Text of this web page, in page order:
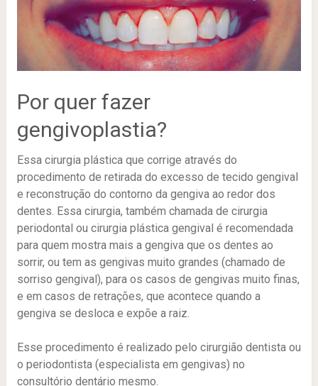
Por quer fazer
gengivoplastia?
Essa cirurgia plástica que corrige através do
procedimento de retirada do excesso de tecido gengival
e reconstrução do contorno da gengiva ao redor dos
dentes. Essa cirurgia, também chamada de cirurgia
periodontal ou cirurgia plástica gengival é recomendada
para quem mostra mais a gengiva que os dentes ao
sorrir, ou tem as gengivas muito grandes (chamado de
sorriso gengival), para os casos de gengivas muito finas,
e em casos de retrações, que acontece quando a
gengiva se desloca e expõe a raiz.
Esse procedimento é realizado pelo cirurgião dentista ou
o periodontista (especialista em gengivas) no
consultório dentário mesmo.